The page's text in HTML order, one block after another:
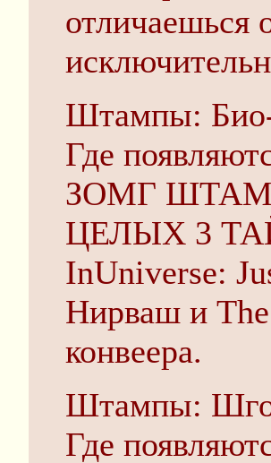
отличаешься
Штампы:
Где
ЗОМГ
ЦЕЛЫХ 3
InUniverse:
Нирваш и
конвеера.
Штампы:
Где